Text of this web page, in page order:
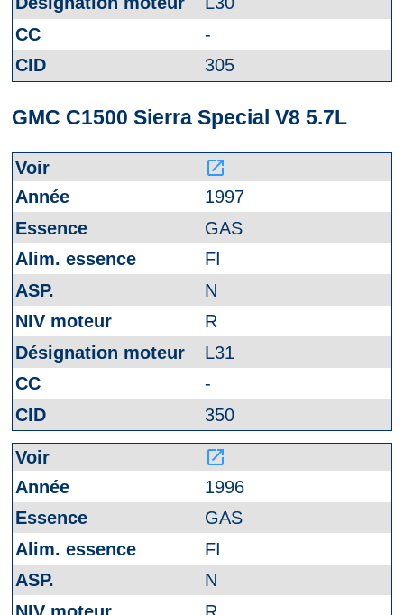
-
305
GMC C1500 Sierra Special V8 5.7L
launch
1997
GAS
FI
N
R
L31
-
350
launch
1996
GAS
FI
N